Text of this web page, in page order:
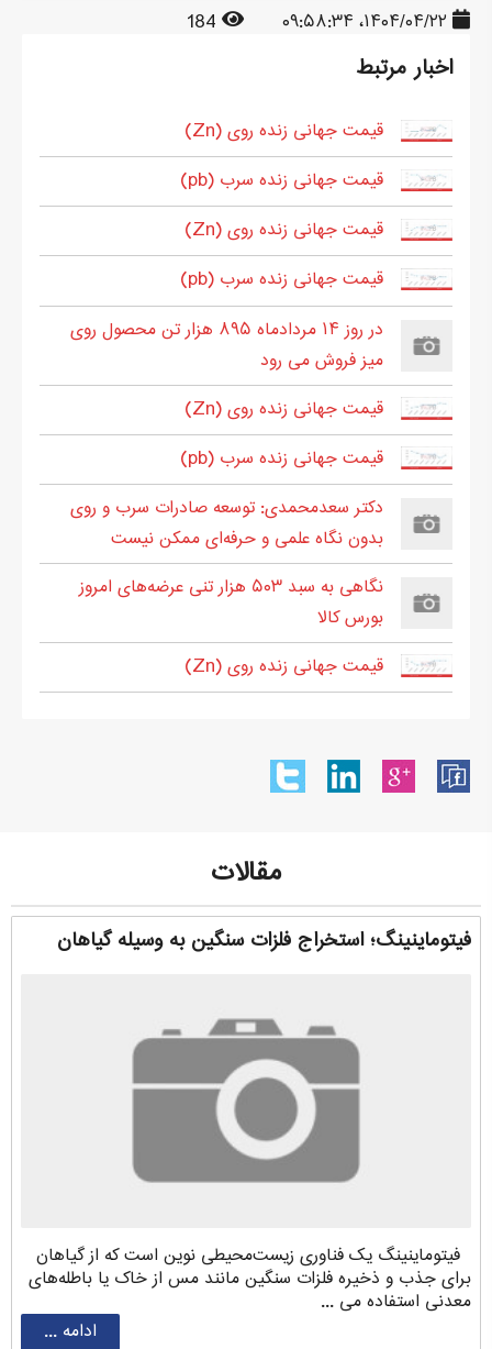
اخبار مرتبط
قیمت جهانی زنده روی (Zn)
قیمت جهانی زنده سرب (pb)
قیمت جهانی زنده روی (Zn)
قیمت جهانی زنده سرب (pb)
در روز ۱۴ مردادماه ۸۹۵ هزار تن محصول روی
میز فروش می رود
قیمت جهانی زنده روی (Zn)
قیمت جهانی زنده سرب (pb)
دکتر سعدمحمدی: توسعه صادرات سرب و روی
بدون نگاه علمی و حرفه‌ای ممکن نیست
نگاهی به سبد ۵۰۳ هزار تنی عرضه‌های امروز
بورس کالا
قیمت جهانی زنده روی (Zn)
مقالات
فیتوماینینگ؛ استخراج فلزات سنگین به وسیله گیاهان
فیتوماینینگ یک فناوری زیست‌محیطی نوین است که از گیاهان
برای جذب و ذخیره فلزات سنگین مانند مس از خاک یا باطله‌های
معدنی استفاده می ...
ادامه ...